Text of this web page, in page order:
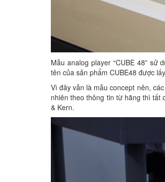
Mẫu analog player “CUBE 48”
tên của sản phẩm CUBE48 được
Vì đây vẫn là mẫu concept nên,
nhiên theo thông tin từ hãng thì tất
& Kern.